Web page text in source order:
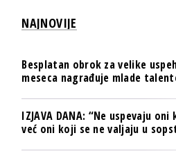
NAJNOVIJE
Besplatan obrok za velike
meseca nagrađuje mlade
IZJAVA DANA: “Ne uspevaju
već oni koji se ne valjaju u